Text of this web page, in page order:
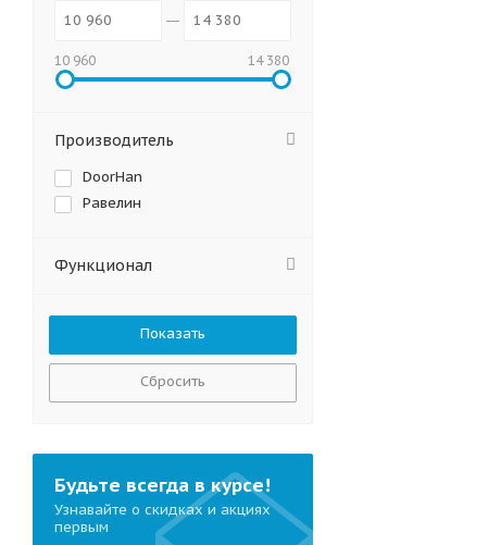
10 960 14 380
Производитель
DoorHan
Равелин
Функционал
Сбросить
Будьте всегда в курсе!
Узнавайте о скидках и акциях
первым